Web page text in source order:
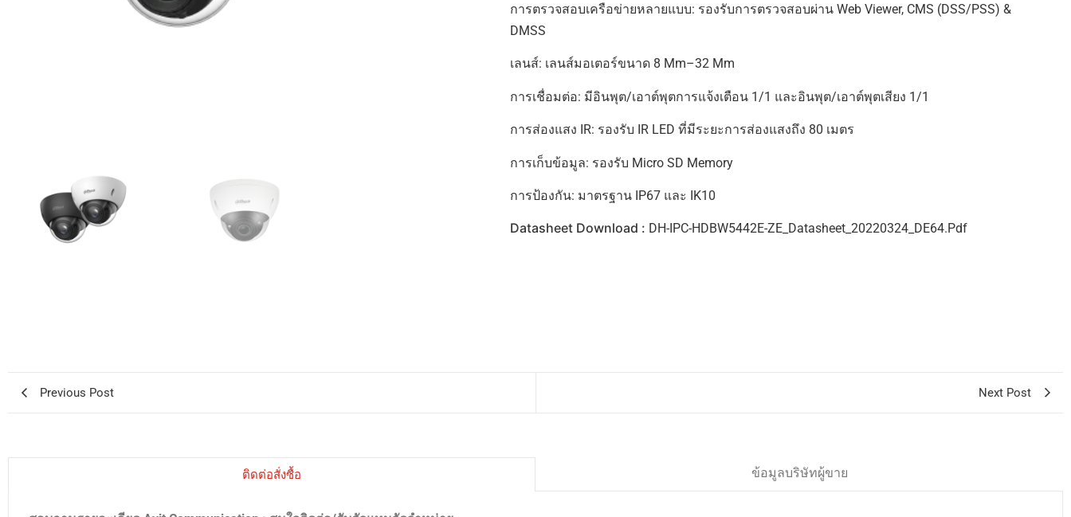
การตรวจสอบเครือข่ายหลายแบบ: รองรับการตรวจสอบผ่าน Web Viewer, CMS (DSS/PSS) &
DMSS
เลนส์: เลนส์มอเตอร์ขนาด 8 Mm–32 Mm
การเชื่อมต่อ: มีอินพุต/เอาต์พุตการแจ้งเตือน 1/1 และอินพุต/เอาต์พุตเสียง 1/1
การส่องแสง IR: รองรับ IR LED ที่มีระยะการส่องแสงถึง 80 เมตร
การเก็บข้อมูล: รองรับ Micro SD Memory
การป้องกัน: มาตรฐาน IP67 และ IK10
Datasheet Download : DH-IPC-HDBW5442E-ZE_Datasheet_20220324_DE64.pdf
Previous Post Next Post
ติดต่อสั่งซื้อ ข้อมูลบริษัทผู้ขาย